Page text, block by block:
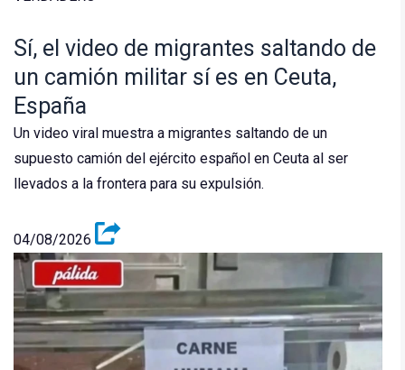
Sí, el video de migrantes saltando de
un camión militar sí es en Ceuta,
España
Un video viral muestra a migrantes saltando de un
supuesto camión del ejército español en Ceuta al ser
llevados a la frontera para su expulsión.
04/08/2026